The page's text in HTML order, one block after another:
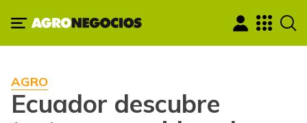
AGRO
Ecuador descubre